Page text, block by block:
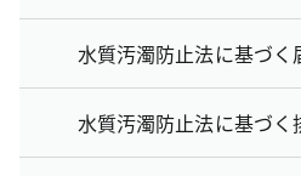
水質汚濁防止法に基づく
水質汚濁防止法に基づく